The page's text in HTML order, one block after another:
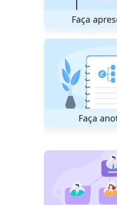
Faça
Faça